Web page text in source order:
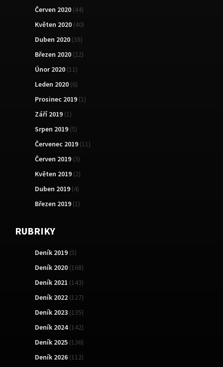
Červen 2020 (44)
Květen 2020 (40)
Duben 2020 (38)
Březen 2020 (22)
Únor 2020 (11)
Leden 2020 (6)
Prosinec 2019 (1)
Září 2019 (1)
Srpen 2019 (5)
Červenec 2019 (11)
Červen 2019 (3)
Květen 2019 (2)
Duben 2019 (4)
Březen 2019 (1)
RUBRIKY
Deník 2019 (5)
Deník 2020 (168)
Deník 2021 (143)
Deník 2022 (127)
Deník 2023 (135)
Deník 2024(142)
Deník 2025 (136)
Deník 2026 (112)